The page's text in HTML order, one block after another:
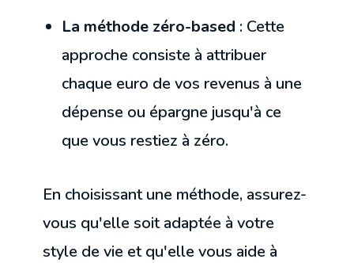
La méthode zéro-based : Cette
approche consiste à attribuer
chaque euro de vos revenus à une
dépense ou épargne jusqu'à ce
que vous restiez à zéro.
En choisissant une méthode, assurez-
vous qu'elle soit adaptée à votre
style de vie et qu'elle vous aide à